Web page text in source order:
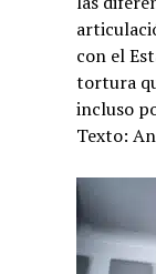
con el
tortura
incluso
Texto: